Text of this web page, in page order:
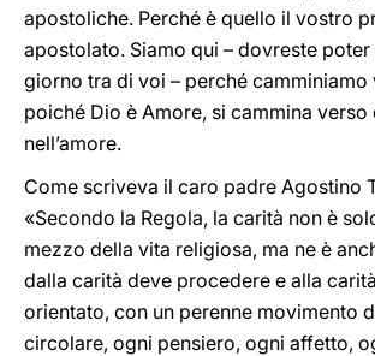
apostoliche. Perché è quello il vostro
apostolato. Siamo qui – dovreste
giorno tra di voi – perché camminiamo
poiché Dio è Amore, si cammina verso
nell’amore.
Come scriveva il caro padre Agostino
«Secondo la Regola, la carità non è
mezzo della vita religiosa, ma ne è
dalla carità deve procedere e alla
orientato, con un perenne movimento
circolare, ogni pensiero, ogni affetto,